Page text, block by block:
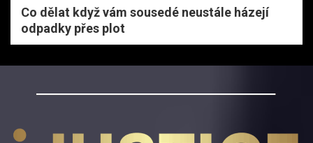
Co dělat když vám sousedé neustále házejí
odpadky přes plot